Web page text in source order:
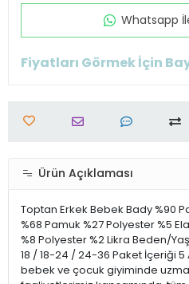
Whatsapp
Fiyatları Görmek İçin
Ürün Açıklaması
Toptan Erkek Bebek Bady %90
%68 Pamuk %27 Polyester %5
%8 Polyester %2 Likra Beden/
18 / 18-24 / 24-36 Paket İçeriği
bebek ve çocuk giyiminde